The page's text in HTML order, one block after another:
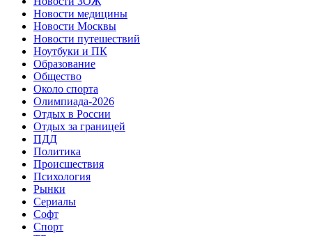
Новости медицины
Новости Москвы
Новости путешествий
Ноутбуки и ПК
Образование
Общество
Около спорта
Олимпиада-2026
Отдых в России
Отдых за границей
ПДД
Политика
Происшествия
Психология
Рынки
Сериалы
Софт
Спорт